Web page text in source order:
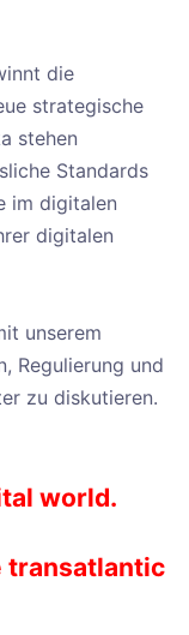
die
strategische
stehen
Standards
im digitalen
digitalen
unserem
Regulierung und
zu diskutieren.
world.
transatlantic